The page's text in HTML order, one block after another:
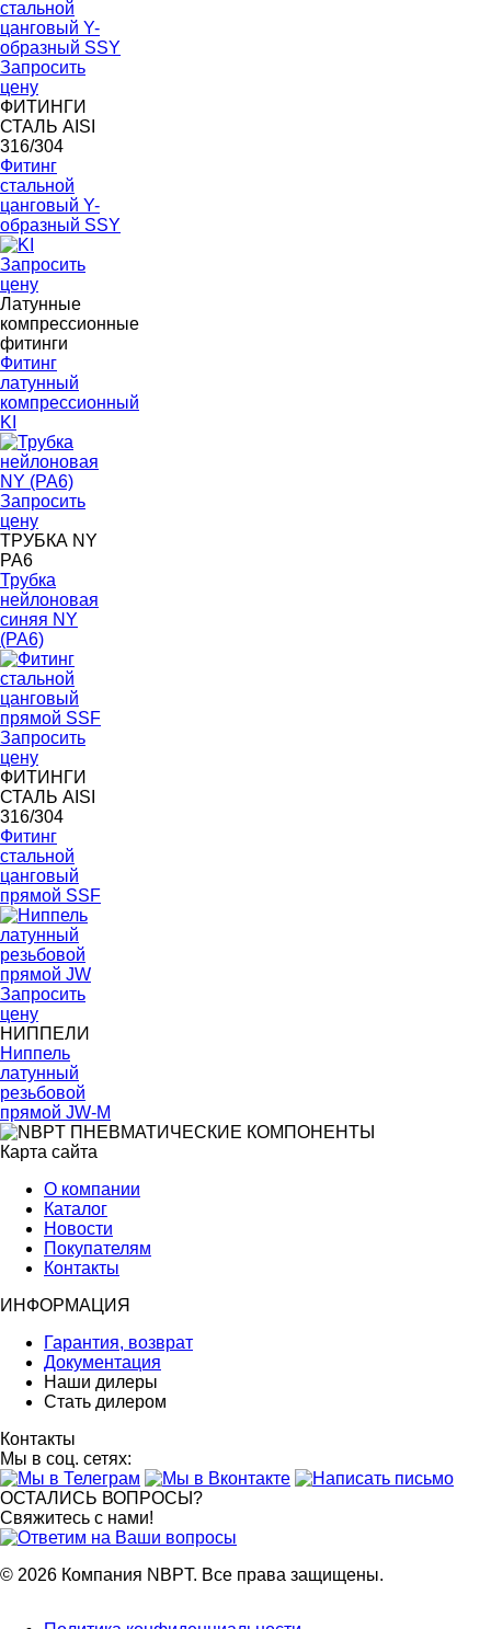
Запросить
цену
ФИТИНГИ
СТАЛЬ AISI
316/304
Фитинг
стальной
цанговый Y-
образный SSY
Запросить
цену
Латунные
компрессионные
фитинги
Фитинг
латунный
компрессионный
KI
Запросить
цену
ТРУБКА NY
PA6
Трубка
нейлоновая
синяя NY
(PA6)
Запросить
цену
ФИТИНГИ
СТАЛЬ AISI
316/304
Фитинг
стальной
цанговый
прямой SSF
Запросить
цену
НИППЕЛИ
Ниппель
латунный
резьбовой
прямой JW-M
Карта сайта
О компании
Каталог
Новости
Покупателям
Контакты
ИНФОРМАЦИЯ
Гарантия, возврат
Документация
Наши дилеры
Стать дилером
Контакты
Мы в соц. сетях:
ОСТАЛИСЬ ВОПРОСЫ?
Свяжитесь с нами!
© 2026 Компания NBPT. Все права защищены.